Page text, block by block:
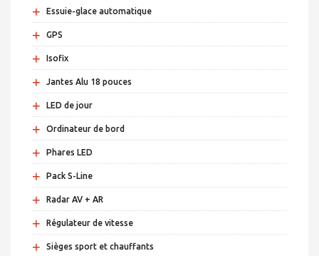
+ Essuie-glace automatique
+ GPS
+ Isofix
+ Jantes Alu 18 pouces
+ LED de jour
+ Ordinateur de bord
+ Phares LED
+ Pack S-Line
+ Radar AV + AR
+ Régulateur de vitesse
+ Sièges sport et chauffants